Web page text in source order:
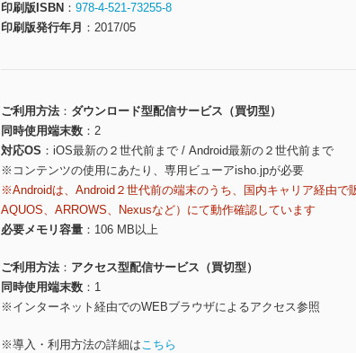
印刷版ISBN
978-4-521-73255-8
印刷版発行年月
2017/05
ご利用方法
ダウンロード型配信サービス（買切型）
同時使用端末数
2
対応OS
iOS最新の２世代前まで / Android最新の２世代前まで
※コンテンツの使用にあたり、専用ビューアisho.jpが必要
※Androidは、Android２世代前の端末のうち、国内キャリア経由で
AQUOS、ARROWS、Nexusなど）にて動作確認しています
必要メモリ容量
106 MB以上
ご利用方法
アクセス型配信サービス（買切型）
同時使用端末数
1
※インターネット経由でのWEBブラウザによるアクセス参照
※導入・利用方法の詳細はこちら